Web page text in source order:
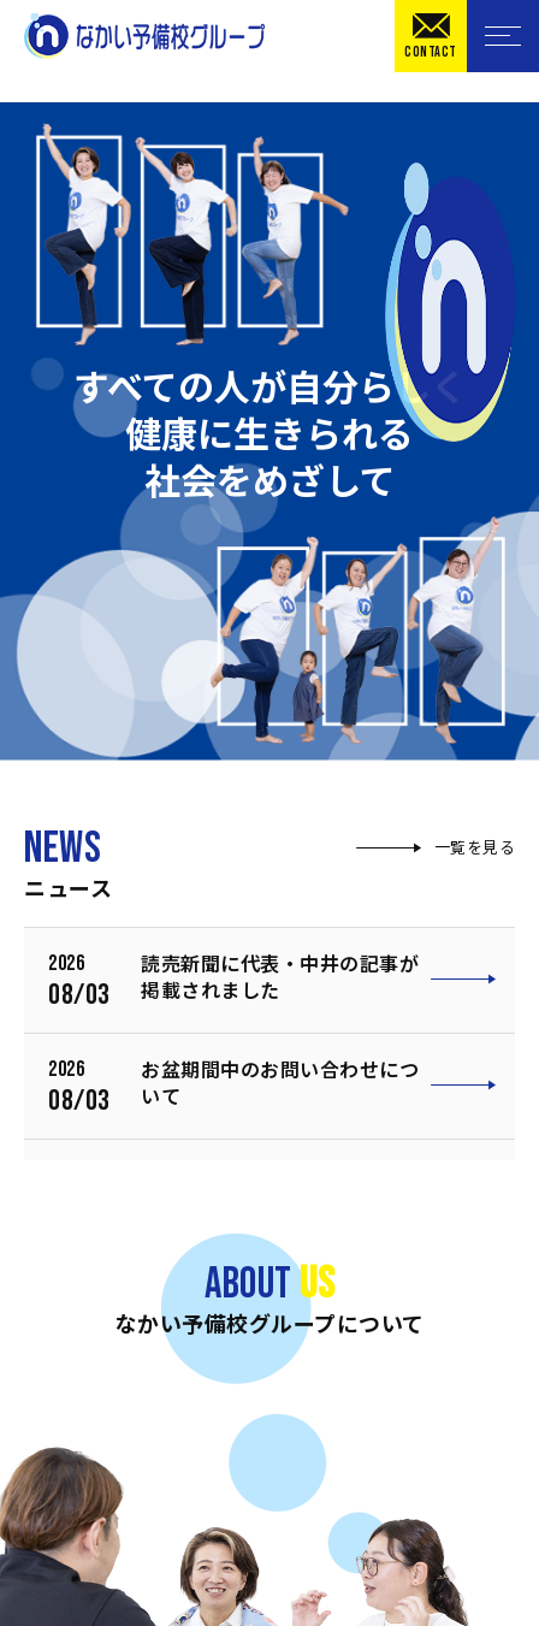
CONTACT
すべての人が自分らしく
健康に生きられる
社会をめざして
NEWS
ニュース
一覧を見る
2026
08/03
読売新聞に代表・中井の記事が
掲載されました
2026
08/03
お盆期間中のお問い合わせにつ
いて
（夏に向けた増員）
【福岡エリア】水泳インストラ
クター積極採用のお知らせ（夏
に向けた増員）
05/28
【大阪・神戸エリア】水泳イン
ストラクター積極採用のお知ら
せ（夏に向けた増員）
2026
02/02
本社（事務所）移転のお知らせ
ABOUTUS
なかい予備校グループについて